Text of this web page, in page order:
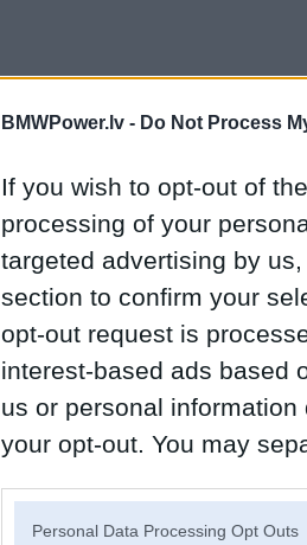
BMWPower.lv - Do Not Process
If you wish to opt-out of
processing of your
targeted advertising by
section to confirm your
opt-out request is
interest-based ads based
us or personal
your opt-out. You may
Personal Data Processing Opt Outs